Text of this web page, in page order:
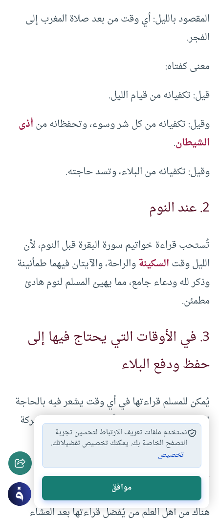
المقصود بالليل: أي وقت من بعد صلاة المغرب إلى
الفجر.
معنى كفتاه:
قيل: تكفيانه من قيام الليل.
وقيل: تكفيانه من كل شر وسوء، وتحفظانه منأذى
الشيطان.
وقيل: تكفيانه من البلاء، وتسد حاجته.
2. عند النوم
تُستحب قراءة خواتيم سورة البقرة قبل النوم، لأن
الليل وقتالسكينةوالراحة، والآيتان فيهما طمأنينة
وذكر لله ودعاء جامع، مما يهيئ المسلم لنوم هادئ
مطمئن.
3. في الأوقات التي يحتاج فيها إلى
حفظ ودفع البلاء
يُمكن للمسلم قراءتها في أي وقت يشعر فيه بالحاجة
إلى الحماية من الشيطان أو رفع الهموم، نظرًا للبركة
الكبيرة في هاتين الآيتين.
4. بعد صلاة العشاء
هناك من أهل العلم من يُفضل قراءتها بعد العشاء
نستخدم ملفات تعريف الارتباط لتحسين تجربة
التصفح الخاصة بك. يمكنك تخصيص تفضيلاتك.
تخصيص
موافق